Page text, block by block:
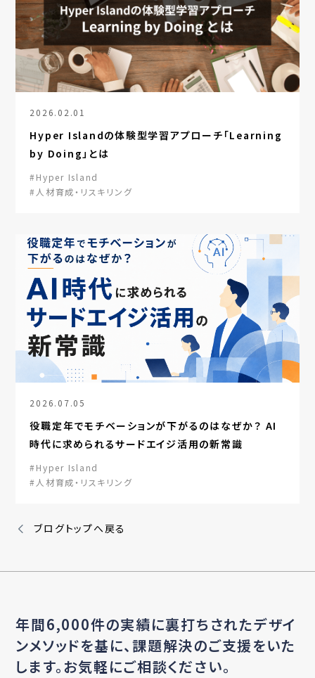
2026.02.01
Hyper Islandの体験型学習アプローチ「Learning
by Doing」とは
#Hyper Island
#人材育成・リスキリング
2026.07.05
役職定年でモチベーションが下がるのはなぜか？ AI
時代に求められるサードエイジ活用の新常識
#Hyper Island
#人材育成・リスキリング
ブログトップへ戻る
年間6,000件の実績に裏打ちされたデザイ
ンメソッドを基に、課題解決のご支援をいた
します。お気軽にご相談ください。